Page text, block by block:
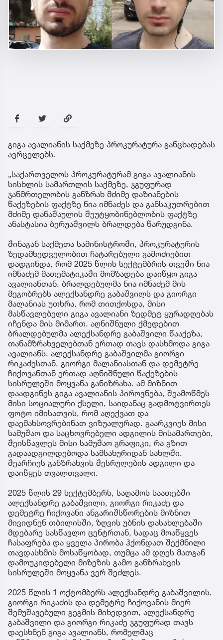
გიგა ავალიანის საქმეზე პროკურატურა განცხადებას
ავრცელებს.
„საქართველოს პროკურატურამ გიგა ავალიანის
სისხლის სამართლის საქმეზე, ჯგუფურად
ჯანმრთელობის განზრახ მძიმე დაზიანების
წაქეზების ფაქტზე ნია იმნაძეს და განსაკუთრებით
მძიმე დანაშაულის შეუტყობინებლობის ფაქტზე
ანასტასია ბერუაშვილს ბრალდება წარუდგინა.
შინაგან საქმეთა სამინისტროში, პროკურატურის
ზედამხედველობით ჩატარებული გამოძიებით
დადგინდა, რომ 2025 წლის სექტემბრის თვეში ნია
იმნაძემ მათემატიკაში მომზადება დაიწყო გიგა
ავალიანთან. ბრალდებულმა ნია იმნაძემ მის
მეგობრებს ალექსანდრე გაბაშვილს და გიორგი
მალანიას უთხრა, რომ თითქოსდა, მისი
მასწავლებელი გიგა ავალიანი ზედმეტ ყურადღებას
იჩენდა მის მიმართ. აღნიშნული ქმედებით
ბრალდებულმა ალექსანდრე გაბაშვილი წააქეზა,
თანამზრახველებთან ერთად თავს დასხმოდა გიგა
ავალიანს. ალექსანდრე გაბაშვილმა გიორგი
რიკაძესთან, გიორგი მალანიასთან და დემეტრე
ჩიქოვანთან ერთად აღნიშნული წაქეზების
სისრულეში მოყვანა განიზრახა. ამ მიზნით
დაადგინეს გიგა ავალიანის პიროვნება, შეამოწმეს
მისი სოციალური ქსელი, საიდანაც გადმოტვირთეს
ფოტო იმისათვის, რომ აღექვათ და
დაემახსოვრებინათ ვიზუალურად. გაარკვიეს მისი
სამუშაო და საცხოვრებელი ადგილის მისამართები,
შეისწავლეს მისი სამუშაო გრაფიკი, რა გზით
გადაადგილდებოდა სამსახურიდან სახლში.
შეარჩიეს განზრახვის შესრულების ადგილი და
დაიწყეს თვალთვალი.
2025 წლის 29 სექტემბერს, საღამოს საათებში
ალექსანდრე გაბაშვილი, გიორგი რიკაძე და
დემეტრე ჩიქოვანი ანგარიშსწორების მიზნით
მივიდნენ თბილისში, ზღვის უბნის დასახლებაში
მდებარე სასწავლო ცენტრთან, სადაც მოაწყვეს
ჩასაფრება და ყველა პირობა ჰქონდათ შექმნილი
თავდასხმის მოსაწყობად, თუმცა ამ დღეს მათგან
დამოუკიდებელი მიზეზის გამო განზრახვის
სისრულეში მოყვანა ვერ შეძლეს.
2025 წლის 1 ოქტომბერს ალექსანდრე გაბაშვილის,
გიორგი რიკაძის და დემეტრე ჩიქოვანის მიერ
შემუშავებული გეგმის მიხედვით, ალექსანდრე
გაბაშვილი და გიორგი რიკაძე ჯგუფურად თავს
დაესხნენ გიგა ავალიანს, რომელმაც